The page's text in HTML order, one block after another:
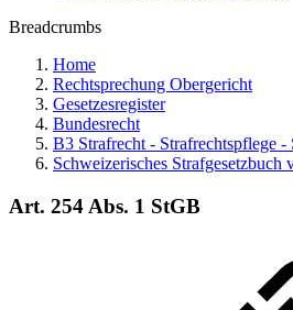
Breadcrumbs
Home
Rechtsprechung Obergericht
Gesetzesregister
Bundesrecht
B3 Strafrecht - Strafrechtspflege
Schweizerisches Strafgesetzbuch
Art. 254 Abs. 1 StGB